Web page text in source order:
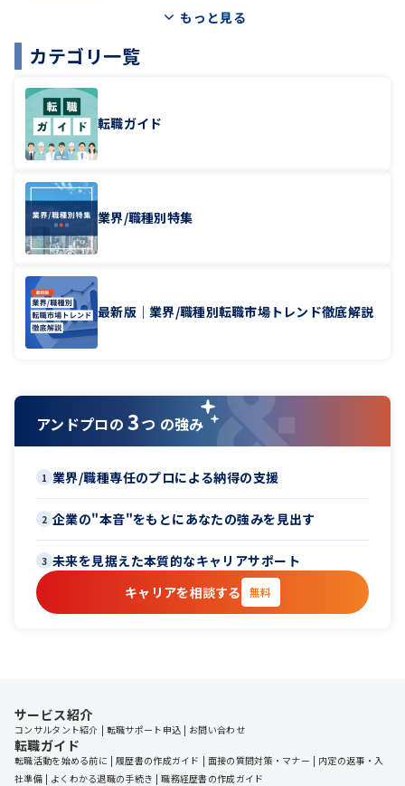
もっと見る
カテゴリ一覧
転職ガイド
業界/職種別特集
最新版｜業界/職種別転職市場トレンド徹底解説
アンドプロの3つ の強み
1 業界/職種専任のプロによる納得の支援
2 企業の"本音"をもとにあなたの強みを見出す
3 未来を見据えた本質的なキャリアサポート
キャリアを相談する
無料
サービス紹介
コンサルタント紹介 転職サポート申込 お問い合わせ
転職ガイド
転職活動を始める前に 履歴書の作成ガイド 面接の質問対策・マナー
内定の返事・入
社準備
よくわかる退職の手続き 職務経歴書の作成ガイド